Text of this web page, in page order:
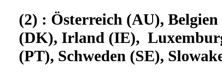
(2) : Österreich (AU),
(DK), Irland (IE),
(PT), Schweden (SE),